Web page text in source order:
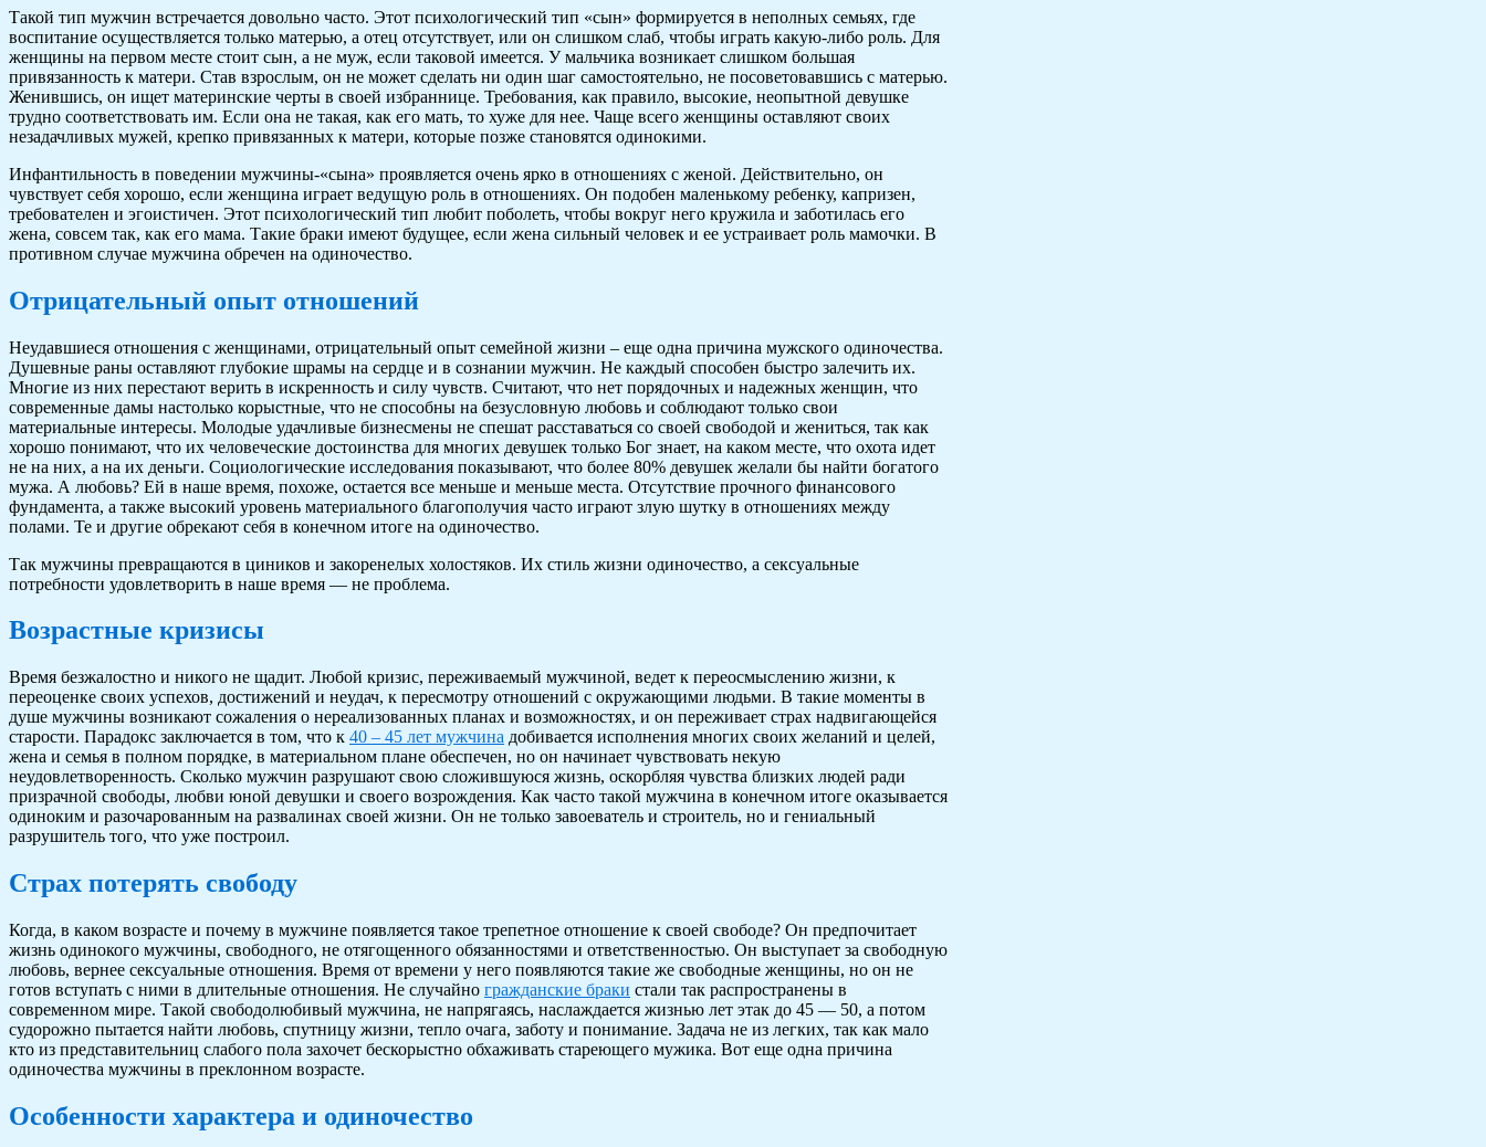
Такой тип мужчин встречается довольно часто. Этот психологический тип «сын» формируется в неполных семьях, где
воспитание осуществляется только матерью, а отец отсутствует, или он слишком слаб, чтобы играть какую-либо роль. Для
женщины на первом месте стоит сын, а не муж, если таковой имеется. У мальчика возникает слишком большая
привязанность к матери. Став взрослым, он не может сделать ни один шаг самостоятельно, не посоветовавшись с матерью.
Женившись, он ищет материнские черты в своей избраннице. Требования, как правило, высокие, неопытной девушке
трудно соответствовать им. Если она не такая, как его мать, то хуже для нее. Чаще всего женщины оставляют своих
незадачливых мужей, крепко привязанных к матери, которые позже становятся одинокими.
Инфантильность в поведении мужчины-«сына» проявляется очень ярко в отношениях с женой. Действительно, он
чувствует себя хорошо, если женщина играет ведущую роль в отношениях. Он подобен маленькому ребенку, капризен,
требователен и эгоистичен. Этот психологический тип любит поболеть, чтобы вокруг него кружила и заботилась его
жена, совсем так, как его мама. Такие браки имеют будущее, если жена сильный человек и ее устраивает роль мамочки. В
противном случае мужчина обречен на одиночество.
Отрицательный опыт отношений
Неудавшиеся отношения с женщинами, отрицательный опыт семейной жизни – еще одна причина мужского одиночества.
Душевные раны оставляют глубокие шрамы на сердце и в сознании мужчин. Не каждый способен быстро залечить их.
Многие из них перестают верить в искренность и силу чувств. Считают, что нет порядочных и надежных женщин, что
современные дамы настолько корыстные, что не способны на безусловную любовь и соблюдают только свои
материальные интересы. Молодые удачливые бизнесмены не спешат расставаться со своей свободой и жениться, так как
хорошо понимают, что их человеческие достоинства для многих девушек только Бог знает, на каком месте, что охота идет
не на них, а на их деньги. Социологические исследования показывают, что более 80% девушек желали бы найти богатого
мужа. А любовь? Ей в наше время, похоже, остается все меньше и меньше места. Отсутствие прочного финансового
фундамента, а также высокий уровень материального благополучия часто играют злую шутку в отношениях между
полами. Те и другие обрекают себя в конечном итоге на одиночество.
Так мужчины превращаются в циников и закоренелых холостяков. Их стиль жизни одиночество, а сексуальные
потребности удовлетворить в наше время — не проблема.
Возрастные кризисы
Время безжалостно и никого не щадит. Любой кризис, переживаемый мужчиной, ведет к переосмыслению жизни, к
переоценке своих успехов, достижений и неудач, к пересмотру отношений с окружающими людьми. В такие моменты в
душе мужчины возникают сожаления о нереализованных планах и возможностях, и он переживает страх надвигающейся
старости. Парадокс заключается в том, что к 40 – 45 лет мужчина добивается исполнения многих своих желаний и целей,
жена и семья в полном порядке, в материальном плане обеспечен, но он начинает чувствовать некую
неудовлетворенность. Сколько мужчин разрушают свою сложившуюся жизнь, оскорбляя чувства близких людей ради
призрачной свободы, любви юной девушки и своего возрождения. Как часто такой мужчина в конечном итоге оказывается
одиноким и разочарованным на развалинах своей жизни. Он не только завоеватель и строитель, но и гениальный
разрушитель того, что уже построил.
Страх потерять свободу
Когда, в каком возрасте и почему в мужчине появляется такое трепетное отношение к своей свободе? Он предпочитает
жизнь одинокого мужчины, свободного, не отягощенного обязанностями и ответственностью. Он выступает за свободную
любовь, вернее сексуальные отношения. Время от времени у него появляются такие же свободные женщины, но он не
готов вступать с ними в длительные отношения. Не случайно гражданские браки стали так распространены в
современном мире. Такой свободолюбивый мужчина, не напрягаясь, наслаждается жизнью лет этак до 45 — 50, а потом
судорожно пытается найти любовь, спутницу жизни, тепло очага, заботу и понимание. Задача не из легких, так как мало
кто из представительниц слабого пола захочет бескорыстно обхаживать стареющего мужика. Вот еще одна причина
одиночества мужчины в преклонном возрасте.
Особенности характера и одиночество